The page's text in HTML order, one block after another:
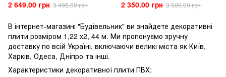
(аналог керамограніту)
2 649.00 грн 3 498.60 грн 2 350.00 грн 3 500.00 грн
В інтернет-магазині "Будівельник" ви знайдете декоративні
плити розміром 1,22 x2, 44 м. Ми пропонуємо зручну
доставку по всій Україні, включаючи великі міста як Київ,
Харків, Одеса, Дніпро та інші.
Характеристики декоративної плити ПВХ: